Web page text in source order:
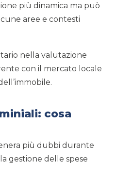
più dinamica ma può
aree e contesti
nella valutazione
con il mercato locale
cosa
più dubbi durante
gestione delle spese